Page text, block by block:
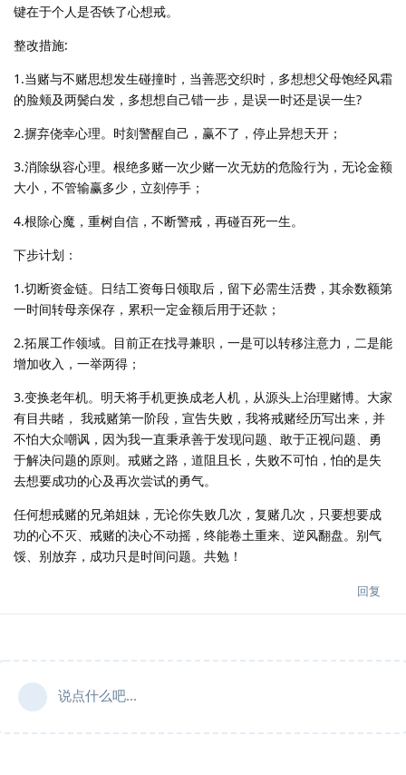
键在于个人是否铁了心想戒。
整改措施:
1.当赌与不赌思想发生碰撞时，当善恶交织时，多想想父母饱经风霜
的脸颊及两鬓白发，多想想自己错一步，是误一时还是误一生?
2.摒弃侥幸心理。时刻警醒自己，赢不了，停止异想天开；
3.消除纵容心理。根绝多赌一次少赌一次无妨的危险行为，无论金额
大小，不管输赢多少，立刻停手；
4.根除心魔，重树自信，不断警戒，再碰百死一生。
下步计划：
1.切断资金链。日结工资每日领取后，留下必需生活费，其余数额第
一时间转母亲保存，累积一定金额后用于还款；
2.拓展工作领域。目前正在找寻兼职，一是可以转移注意力，二是能
增加收入，一举两得；
3.变换老年机。明天将手机更换成老人机，从源头上治理赌博。大家
有目共睹， 我戒赌第一阶段，宣告失败，我将戒赌经历写出来，并
不怕大众嘲讽，因为我一直秉承善于发现问题、敢于正视问题、勇
于解决问题的原则。戒赌之路，道阻且长，失败不可怕，怕的是失
去想要成功的心及再次尝试的勇气。
任何想戒赌的兄弟姐妹，无论你失败几次，复赌几次，只要想要成
功的心不灭、戒赌的决心不动摇，终能卷土重来、逆风翻盘。别气
馁、别放弃，成功只是时间问题。共勉！
回复
说点什么吧...